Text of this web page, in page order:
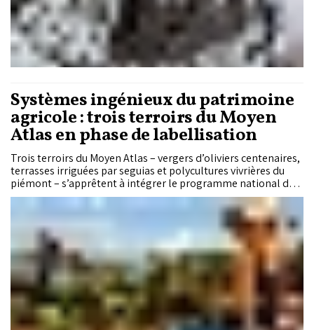
Systèmes ingénieux du patrimoine
agricole : trois terroirs du Moyen
Atlas en phase de labellisation
Trois terroirs du Moyen Atlas – vergers d’oliviers centenaires,
terrasses irriguées par seguias et polycultures vivrières du
piémont – s’apprêtent à intégrer le programme national des
Systèmes ingénieux du patrimoine agricole marocain. Avant
toute reconnaissance internationale, la Direction régionale
de l’agriculture de Béni Mellal-Khénifra lance donc
l’établissement d’un état de référence détaillé, socle d’un
dispositif de suivi-évaluation destiné à piloter, dans la durée,
la conservation dynamique de ces écosystèmes agraires
patrimoniaux.